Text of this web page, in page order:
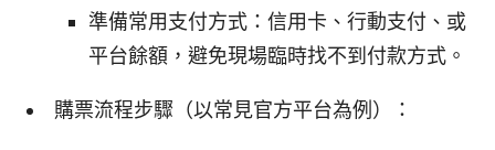
準備常用支付方式：信用卡、行動支付、或
平台餘額，避免現場臨時找不到付款方式。
購票流程步驟（以常見官方平台為例）：